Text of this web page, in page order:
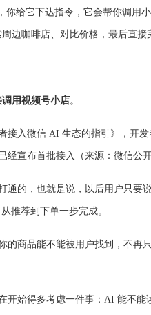
你给它下达指令，它会帮你调用
边咖啡店、对比价格，最后直接
用视频号小店。
接入微信 AI 生态的指引》，开
经宣布首批接入（来源：微信公
的，也就是说，以后用户只要
推荐到下单一步完成。
的商品能不能被用户找到，不再
开始得多考虑一件事：AI 能不